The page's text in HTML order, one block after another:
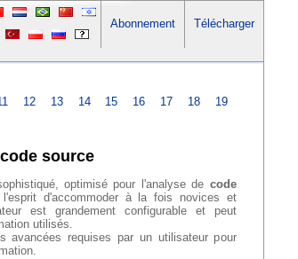
Abonnement Télécharger
12 13 14 15 16 17 18
19
source
optimisé pour l'analyse de code
d'accommoder à la fois novices et
est grandement configurable et peut
utilisés.
avancées requises par un utilisateur pour